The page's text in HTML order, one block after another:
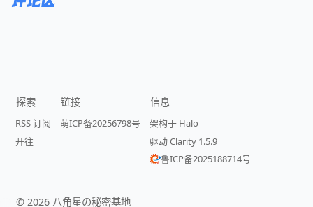
探索
RSS 订阅
开往
链接
萌ICP备20256798号
信息
架构于 Halo
驱动 Clarity 1.5.9
鲁ICP备2025188714号
©2026 八角星の秘密基地